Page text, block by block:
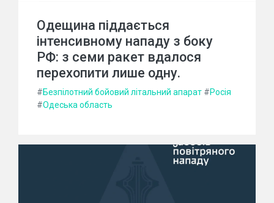
Одещина піддається
інтенсивному нападу з боку
РФ: з семи ракет вдалося
перехопити лише одну.
#Безпілотний бойовий літальний апарат #Росія
#Одеська область